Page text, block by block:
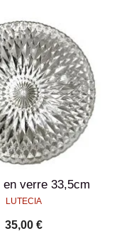
en verre 33,5cm
LUTECIA
35,00 €